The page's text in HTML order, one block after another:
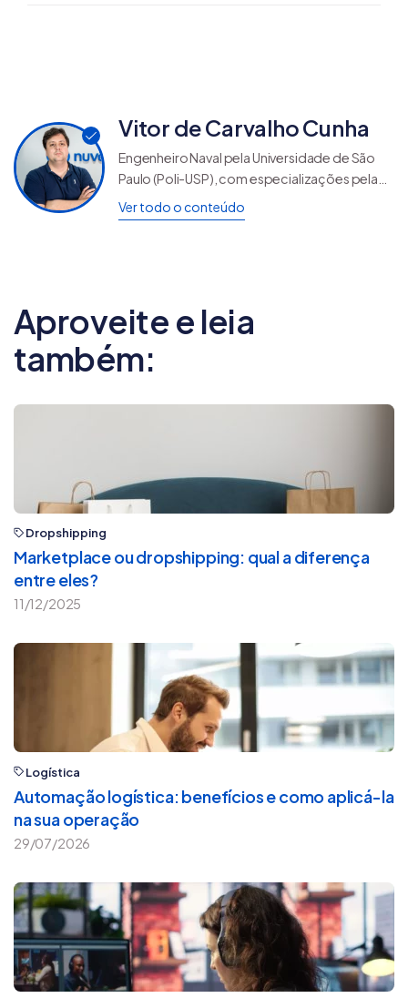
Vitor de Carvalho Cunha
Engenheiro Naval pela Universidade de São
Paulo (Poli-USP), com especializações pela
FGV, HSM e MITx, Vitor de Carvalho Cunha
acumula mais de 8 anos de experiência em
180 mil lojistas no Brasil, Argentina e México.
logística para ajudar empreendedores com
venderem mais e entregarem melhor.
Ver todo o conteúdo
Aproveite e leia
também:
Dropshipping
Marketplace ou dropshipping: qual a diferença
entre eles?
11/12/2025
Logística
Automação logística: benefícios e como aplicá-la
na sua operação
29/07/2026